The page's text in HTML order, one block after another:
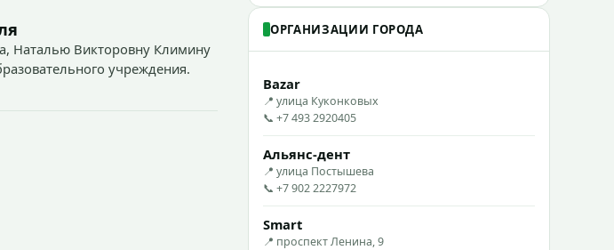
Наталью Викторовну Климину
учреждения.
ОРГАНИЗАЦИИ ГОРОДА
Bazar
📍 улица Куконковых
📞 +7 493 2920405
Альянс-дент
📍 улица Постышева
📞 +7 902 2227972
Smart
📍 проспект Ленина, 9